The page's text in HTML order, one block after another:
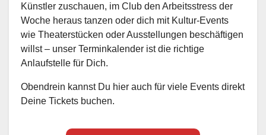
Künstler zuschauen, im Club den Arbeitsstress der
Woche heraus tanzen oder dich mit Kultur-Events
wie Theaterstücken oder Ausstellungen beschäftigen
willst – unser Terminkalender ist die richtige
Anlaufstelle für Dich.
Obendrein kannst Du hier auch für viele Events direkt
Deine Tickets buchen.